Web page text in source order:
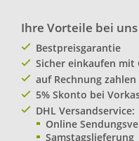
Ihre Vorteile bei uns
Bestpreisgarantie
Sicher einkaufen mit
auf Rechnung
5% Skonto bei
DHL Versandservice:
Online
Samstagslieferung